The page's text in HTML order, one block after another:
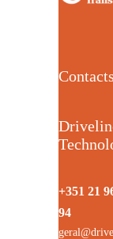
Contacts
+351 21
94